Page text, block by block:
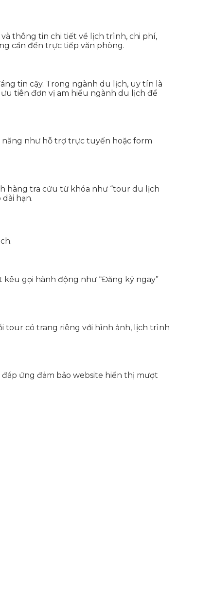
thông tin chi tiết về lịch trình, chi phí,
cần đến trực tiếp văn phòng.
tin cậy. Trong ngành du lịch, uy tín là
ưu tiên đơn vị am hiểu ngành du lịch để
năng như hỗ trợ trực tuyến hoặc form
hàng tra cứu từ khóa như “tour du lịch
hạn.
gọi hành động như “Đăng ký ngay”
tour có trang riêng với hình ảnh, lịch trình
ứng đảm bảo website hiển thị mượt